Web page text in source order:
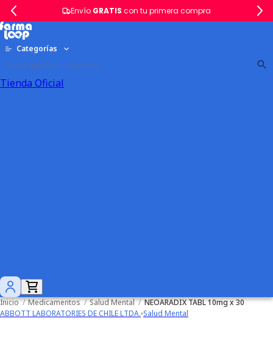
Envío GRATIS con tu primera compra
Categorías
Tienda Oficial
Inicio / Medicamentos / Salud Mental / NEOARADIX TABL 10mg x 30
ABBOTT LABORATORIES DE CHILE LTDA. Salud Mental